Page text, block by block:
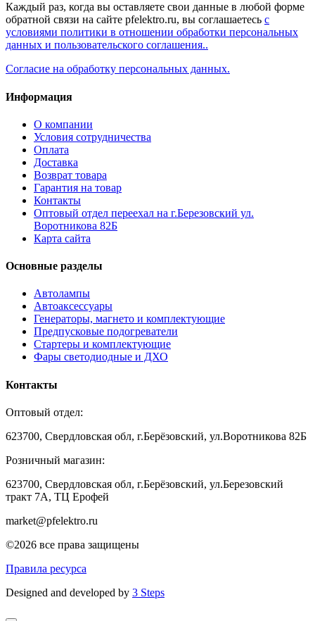
Каждый раз, когда вы оставляете свои данные в любой форме
обратной связи на сайте pfelektro.ru, вы соглашаетесь с
условиями политики в отношении обработки персональных
данных и пользовательского соглашения..
Согласие на обработку персональных данных.
Информация
О компании
Условия сотрудничества
Оплата
Доставка
Возврат товара
Гарантия на товар
Контакты
Оптовый отдел переехал на г.Березовский ул.
Воротникова 82Б
Карта сайта
Основные разделы
Автолампы
Автоаксессуары
Генераторы, магнето и комплектующие
Предпусковые подогреватели
Стартеры и комплектующие
Фары светодиодные и ДХО
Контакты
Оптовый отдел:
623700, Свердловская обл, г.Берёзовский, ул.Воротникова 82Б
Розничный магазин:
623700, Свердловская обл, г.Берёзовский, ул.Березовский
тракт 7А, ТЦ Ерофей
market@pfelektro.ru
©2026 все права защищены
Правила ресурса
Designed and developed by 3 Steps